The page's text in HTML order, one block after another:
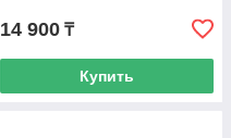
14 900 ₸
Купить